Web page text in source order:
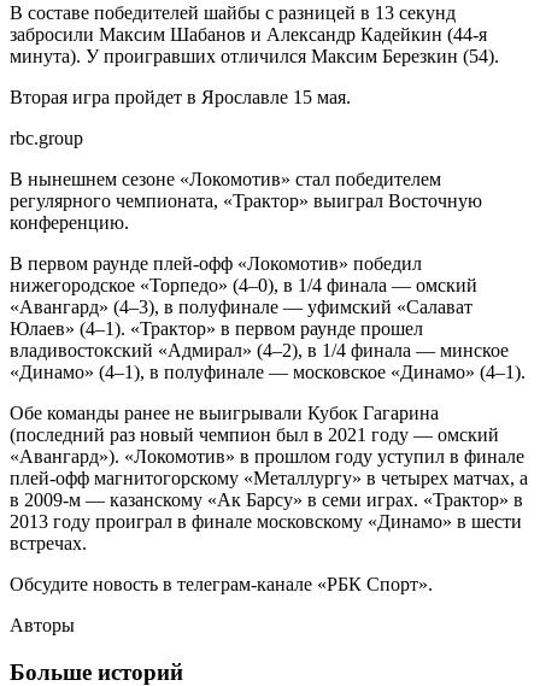
В составе победителей шайбы с разницей в 13 секунд
забросили Максим Шабанов и Александр Кадейкин (44-я
минута). У проигравших отличился Максим Березкин (54).
Вторая игра пройдет в Ярославле 15 мая.
rbc.group
В нынешнем сезоне «Локомотив» стал победителем
регулярного чемпионата, «Трактор» выиграл Восточную
конференцию.
В первом раунде плей-офф «Локомотив» победил
нижегородское «Торпедо» (4–0), в 1/4 финала — омский
«Авангард» (4–3), в полуфинале — уфимский «Салават
Юлаев» (4–1). «Трактор» в первом раунде прошел
владивостокский «Адмирал» (4–2), в 1/4 финала — минское
«Динамо» (4–1), в полуфинале — московское «Динамо» (4–1).
Обе команды ранее не выигрывали Кубок Гагарина
(последний раз новый чемпион был в 2021 году — омский
«Авангард»). «Локомотив» в прошлом году уступил в финале
плей-офф магнитогорскому «Металлургу» в четырех матчах, а
в 2009-м — казанскому «Ак Барсу» в семи играх. «Трактор» в
2013 году проиграл в финале московскому «Динамо» в шести
встречах.
Обсудите новость в телеграм-канале «РБК Спорт».
Авторы
Больше историй